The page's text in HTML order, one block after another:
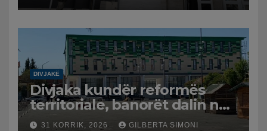
DIVJAKË
Divjaka kundër reformës
territoriale, banorët dalin në
protestë.
31 KORRIK, 2026 GILBERTA SIMONI